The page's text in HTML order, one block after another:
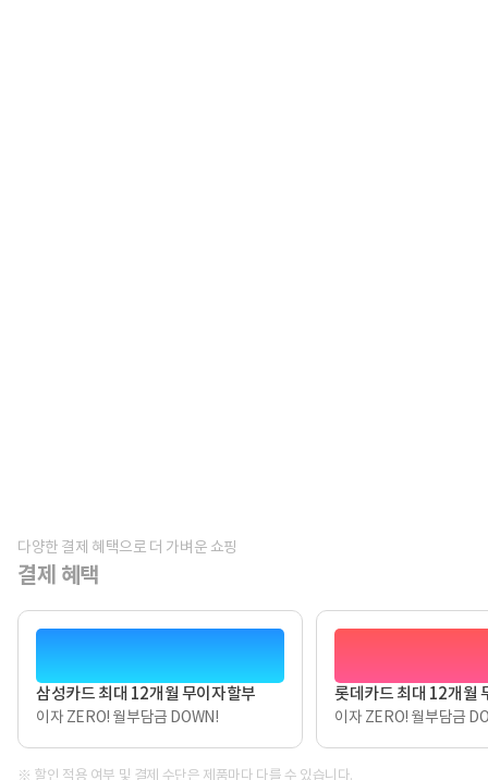
다양한 결제 혜택으로 더 가벼운 쇼핑
결제 혜택
삼성카드 최대 12개월 무이자할부
이자 ZERO! 월부담금 DOWN!
롯데카드 최대 12개월
이자 ZERO! 월부담금
※ 할인 적용 여부 및 결제 수단은 제품마다 다를 수 있습니다.